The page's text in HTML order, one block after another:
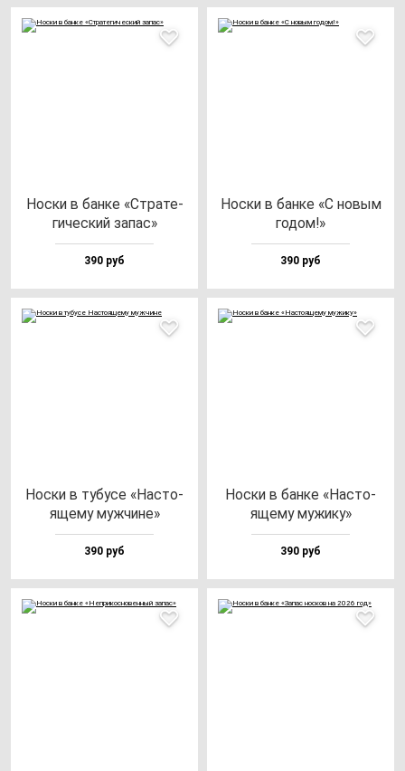
Нос­ки в бан­ке «Стра­те­
ги­чес­кий за­пас»
390 руб
Нос­ки в бан­ке «С но­вым
го­дом!»
390 руб
Нос­ки в ту­бу­се «Нас­то­
яще­му муж­чи­не»
390 руб
Нос­ки в бан­ке «Нас­то­
яще­му му­жи­ку»
390 руб